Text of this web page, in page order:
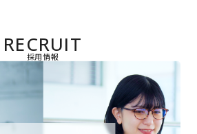
RECRUIT
採用情報